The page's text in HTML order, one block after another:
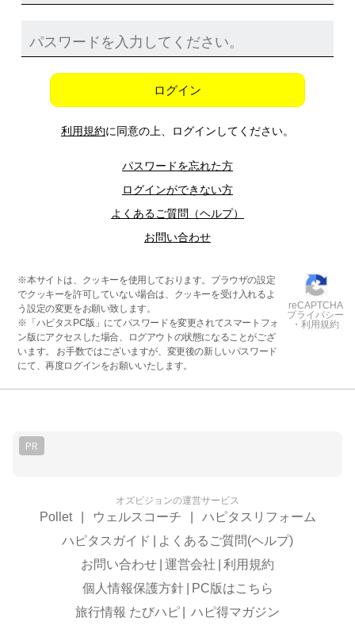
ログイン
利用規約に同意の上、ログインしてください。
パスワードを忘れた方
ログインができない方
よくあるご質問（ヘルプ）
お問い合わせ
※本サイトは、クッキーを使用しております。ブラウザの設定
でクッキーを許可していない場合は、クッキーを受け入れるよ
う設定の変更をお願い致します。
※「ハピタスPC版」にてパスワードを変更されてスマートフォ
ン版にアクセスした場合、ログアウトの状態になることがござ
います。 お手数ではございますが、変更後の新しいパスワード
にて、再度ログインをお願いいたします。
reCAPTCHA
プライバシー
・利用規約
PR
オズビジョンの運営サービス
Pollet ウェルスコーチ
ハピタスリフォーム
ハピタスガイド
よくあるご質問(ヘルプ)
お問い合わせ 運営会社
利用規約
個人情報保護方針
PC版はこちら
旅行情報 たびハピ
ハピ得マガジン